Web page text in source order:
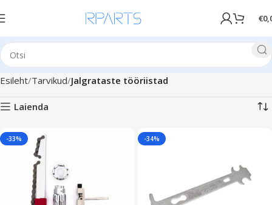
€
Esileht Tarvikud Jalgrataste tööriistad
Laienda
-33% -34%